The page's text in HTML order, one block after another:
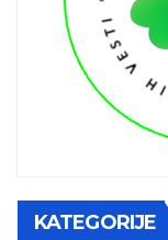
KATEGORIJE